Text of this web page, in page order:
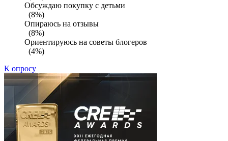
Обсуждаю покупку с детьми
(8%)
Опираюсь на отзывы
(8%)
Ориентируюсь на советы блогеров
(4%)
К опросу